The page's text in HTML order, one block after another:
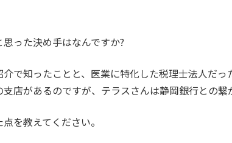
った決め手はなんですか?
で知ったことと、医業に特化した税理士法人だ
店があるのですが、テラスさんは静岡銀行との繋
を教えてください。